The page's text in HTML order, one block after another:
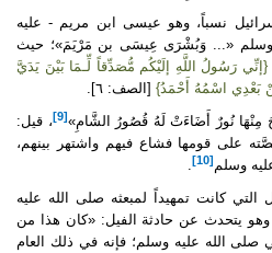
نسباً، وهو عيسى ابن مريم - عليه
وسلم «... وَبُشْرَى عِيسَى بن مَرْيَمَ»؛ حيث
{إنِّي رَسُولُ اللَّهِ إلَيْكُم مُّصَدِّقاً لِّـمَا بَيْنَ يَدَيَّ
بَعْدِي اسْمُهُ أَحْمَدُ} [الصف: ٦].
نُورٌ أَضَاءَتْ لَهُ قُصُورُ الشَّامِ»[9]
، قيل:
على قومها فشاع فيهم واشتهر بينهم،
وسلم [10]
.
كانت تمهيداً لمبعثه صلى الله عليه
يتحدث عن حادثة الفيل: «كان هذا من
صلى الله عليه وسلم؛ فإنه في ذلك العام